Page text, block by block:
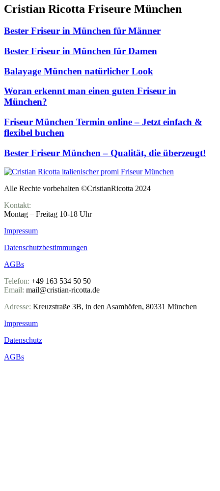
Cristian Ricotta Friseure München
Bester Friseur in München für Männer
Bester Friseur in München für Damen
Balayage München natürlicher Look
Woran erkennt man einen guten Friseur in
München?
Friseur München Termin online – Jetzt einfach &
flexibel buchen
Bester Friseur München – Qualität, die überzeugt!
Alle Rechte vorbehalten ©CristianRicotta 2024
Kontakt:
Montag – Freitag 10-18 Uhr
Impressum
Datenschutz­bestimmungen
AGBs
Telefon: +49 163 534 50 50
Email: mail@cristian-ricotta.de
Adresse: Kreuzstraße 3B, in den Asamhöfen, 80331 München
Impressum
Datenschutz
AGBs